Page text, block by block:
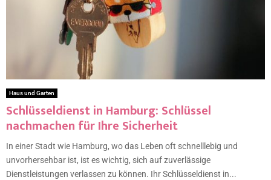
Haus und Garten
Schlüsseldienst in Hamburg: Schlüssel
nachmachen für Ihre Sicherheit
In einer Stadt wie Hamburg, wo das Leben oft schnelllebig und
unvorhersehbar ist, ist es wichtig, sich auf zuverlässige
Dienstleistungen verlassen zu können. Ihr Schlüsseldienst in...